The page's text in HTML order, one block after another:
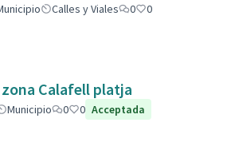
Calles y Viales 0
0
Calafell platja
Municipio 0 0 Acceptada